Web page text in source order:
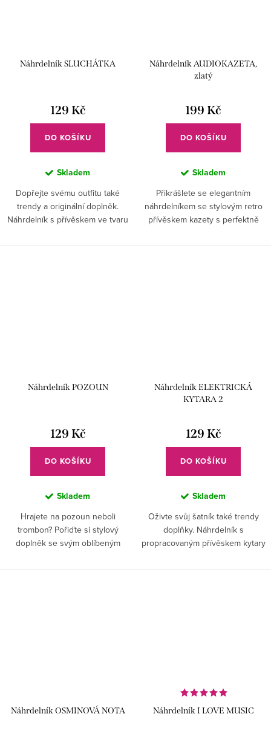
Náhrdelník SLUCHÁTKA
129 Kč
DO KOŠÍKU
Skladem
Dopřejte svému outfitu také
trendy a originální doplněk.
Náhrdelník s přívěskem ve tvaru
Náhrdelník AUDIOKAZETA,
zlatý
199 Kč
DO KOŠÍKU
Skladem
Přikrášlete se elegantním
náhrdelníkem se stylovým retro
přívěskem kazety s perfektně
Náhrdelník POZOUN
129 Kč
DO KOŠÍKU
Skladem
Hrajete na pozoun neboli
trombon? Pořiďte si stylový
doplněk se svým oblíbeným
Náhrdelník ELEKTRICKÁ
KYTARA 2
129 Kč
DO KOŠÍKU
Skladem
Oživte svůj šatník také trendy
doplňky. Náhrdelník s
propracovaným přívěskem kytary
Náhrdelník OSMINOVÁ NOTA Náhrdelník I LOVE MUSIC